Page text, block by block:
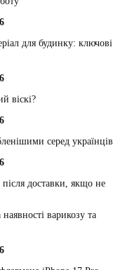
для будинку: ключові
віскі?
серед українців
доставки, якщо не
варикозу та